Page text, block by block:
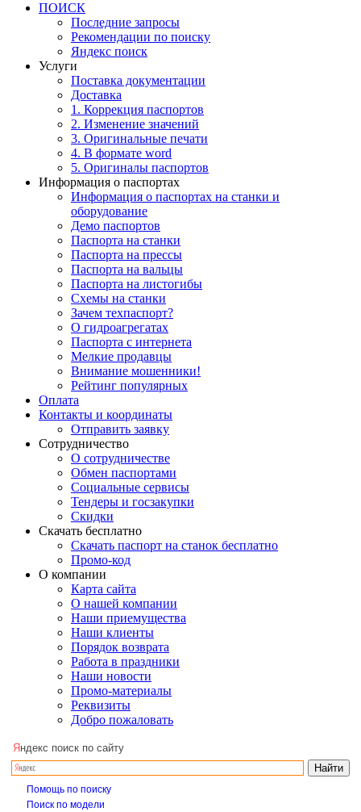
ПОИСК
Последние запросы
Рекомендации по поиску
Яндекс поиск
Услуги
Поставка документации
Доставка
1. Коррекция паспортов
2. Изменение значений
3. Оригинальные печати
4. В формате word
5. Оригиналы паспортов
Информация о паспортах
Информация о паспортах на станки и
оборудование
Демо паспортов
Паспорта на станки
Паспорта на прессы
Паспорта на вальцы
Паспорта на листогибы
Схемы на станки
Зачем техпаспорт?
О гидроагрегатах
Паспорта с интернета
Мелкие продавцы
Внимание мошенники!
Рейтинг популярных
Оплата
Контакты и координаты
Отправить заявку
Сотрудничество
О сотрудничестве
Обмен паспортами
Социальные сервисы
Тендеры и госзакупки
Скидки
Скачать бесплатно
Скачать паспорт на станок бесплатно
Промо-код
О компании
Карта сайта
О нашей компании
Наши приемущества
Наши клиенты
Порядок возврата
Работа в праздники
Наши новости
Промо-материалы
Реквизиты
Добро пожаловать
Я ндекс поиск по сайту
Помощь по поиску
Поиск по модели